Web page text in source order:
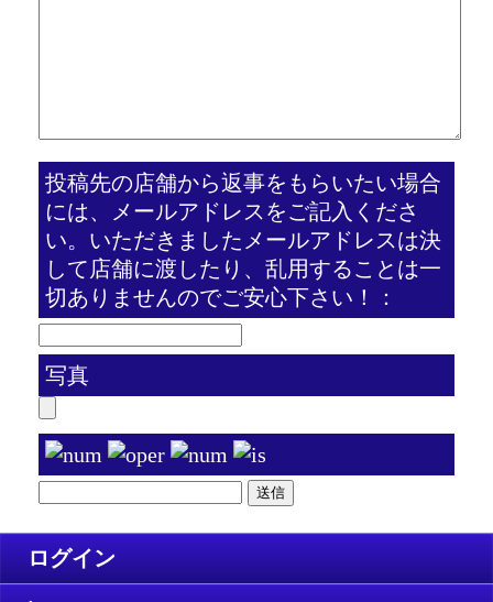
投稿先の店舗から返事をもらいたい場合
には、メールアドレスをご記入くださ
い。いただきましたメールアドレスは決
して店舗に渡したり、乱用することは一
切ありませんのでご安心下さい！：
写真
ログイン